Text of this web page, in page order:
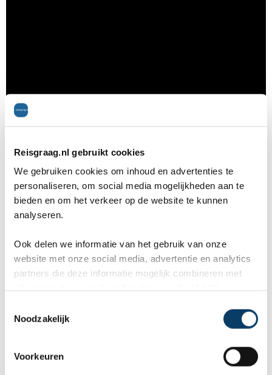
Reisgraag.nl gebruikt cookies
We gebruiken cookies om inhoud en advertenties te
personaliseren, om social media mogelijkheden aan te
bieden en om het verkeer op de website te kunnen
analyseren.
Ook delen we informatie van het gebruik van onze
website met onze social media, advertentie en analytics
partners die deze informatie mogelijk combineren met
Noodzakelijk
Voorkeuren
Bezienswaardigheden in Turkije
Zin in een boottochtje? Vanuit Alanya vaar je
langs de oude scheepswerf, de piraten-, fosfor-
en liefsdesgrot en vervolgens langs de kust terug.
Bodrum is een goede uitvalsbasis om tijdens de
strandvakantie in Turkije kennis te maken met het
achterland, je vindt er vele culturele
badplaatsen worden excursies aangeboden naar